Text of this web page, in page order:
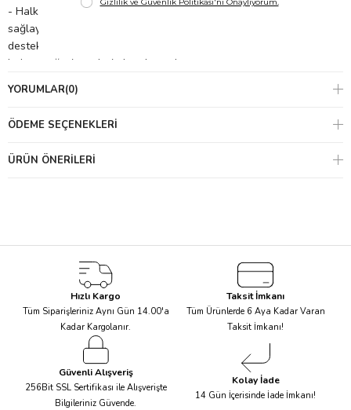
- Halkın uzun süreçte orman ve orman ürünlerinden fayda
sağlayacağı, fakat bu ürünlerin sürdürülebilir kullanımını
destekleyen uzun zamanlı yönetim planlarına da katılımda
bulunacağı sistemlerin kurulmasıdır.
YORUMLAR(0)
ÖDEME SEÇENEKLERI
ÜRÜN ÖNERILERI
Hızlı Kargo
Tüm Siparişleriniz Aynı Gün 14.00'a
Kadar Kargolanır.
Taksit İmkanı
Tüm Ürünlerde 6 Aya Kadar Varan
Taksit İmkanı!
Güvenli Alışveriş
256Bit SSL Sertifikası ile Alışverişte
Bilgileriniz Güvende.
Kolay İade
14 Gün İçerisinde İade İmkanı!